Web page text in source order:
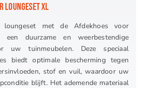
LOUNGESET XL
loungeset met de Afdekhoes voor
een duurzame en weerbestendige
uw tuinmeubelen. Deze speciaal
biedt optimale bescherming tegen
stof en vuil, waardoor uw
blijft. Het ademende materiaal